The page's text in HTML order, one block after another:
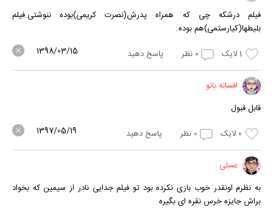
فیلم درشکه چی که همراه پدرش(نصرت کریمی)بوده ننوشتی.فیلم
بلیطها(کیارستمی)هم بوده.
1لایک 0 نظر پاسخ دهید 1398/03/15
افسانه بانو
قابل قبول
0 لایک 0 نظر پاسخ دهید 1397/05/19
عسلی
به نظرم اونقدر خوب بازی نکرده بود تو فیلم جدایی نادر از سیمین که بخواد
براش جایزه خرس نقره ای بگیره